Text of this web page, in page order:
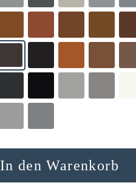
In den Warenkorb